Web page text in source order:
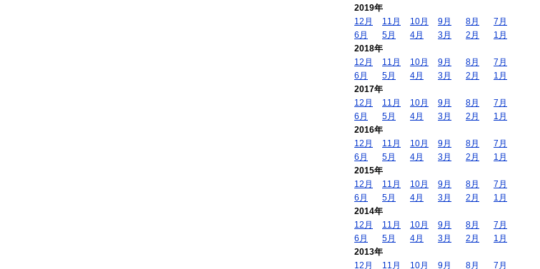
2019年
12月
11月 10月 9月 8月
7月
6月
5月 4月 3月 2月
1月
2018年
12月
11月 10月 9月 8月
7月
6月
5月 4月 3月 2月
1月
2017年
12月
11月 10月 9月 8月
7月
6月
5月 4月 3月 2月
1月
2016年
12月
11月 10月 9月 8月
7月
6月
5月 4月 3月 2月
1月
2015年
12月
11月 10月 9月 8月
7月
6月
5月 4月 3月 2月
1月
2014年
12月
11月 10月 9月 8月
7月
6月
5月 4月 3月 2月
1月
2013年
12月
11月 10月 9月 8月 7月